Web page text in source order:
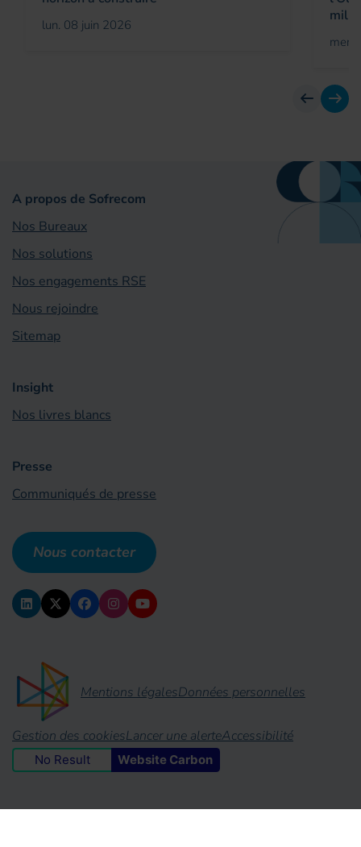
lun. 08 juin 2026
mer.
Avant
A propos de Sofrecom
Nos Bureaux
Nos solutions
Nos engagements RSE
Nous rejoindre
Sitemap
Insight
Nos livres blancs
Presse
Communiqués de presse
Nous contacter
Mentions légalesDonnées personnelles
Gestion des cookiesLancer une alerteAccessibilité
No Result Website Carbon